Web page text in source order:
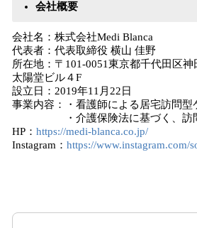
会社概要
会社名：株式会社Medi Blanca
代表者：代表取締役 横山 佳野
所在地：〒101-0051東京都千代田区
太陽堂ビル４F
設立日：2019年11月22日
事業内容：・看護師による居宅訪問型
・介護保険法に基づく、訪問
HP： https://medi-blanca.co.jp/
Instagram： https://www.instagram.com/